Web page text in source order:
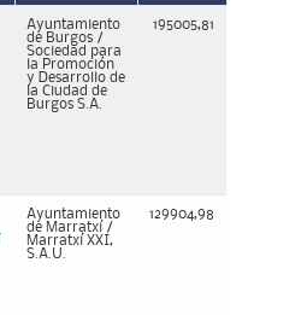
Ayuntamiento
de Burgos /
Sociedad para
la Promoción
y Desarrollo de
la Ciudad de
Burgos S.A.
195005,81
Ayuntamiento
de Marratxí /
Marratxí XXI,
S.A.U.
129904,98